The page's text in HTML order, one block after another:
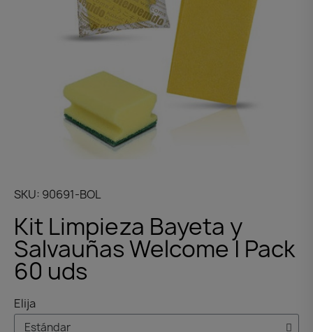
SKU 90691-BOL
Kit Limpieza Bayeta y
Salvauñas Welcome | Pack
60 uds
Elija